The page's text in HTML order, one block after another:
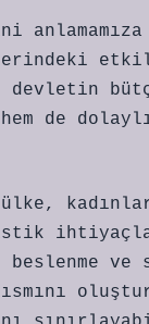
de
beslenme